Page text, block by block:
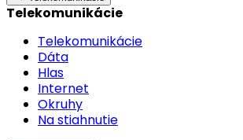
Telekomunikácie
Telekomunikácie
Dáta
Hlas
Internet
Okruhy
Na stiahnutie